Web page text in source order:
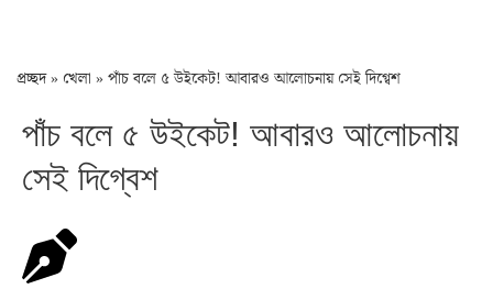
প্রচ্ছদ» খেলা »পাঁচ বলে ৫ উইকেট! আবারও আলোচনায় সেই দিগ্বেশ
পাঁচ বলে ৫ উইকেট! আবারও আলোচনায়
সেই দিগ্বেশ